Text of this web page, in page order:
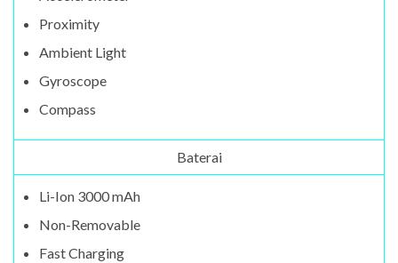
Proximity
Ambient Light
Gyroscope
Compass
Baterai
Li-Ion 3000 mAh
Non-Removable
Fast Charging